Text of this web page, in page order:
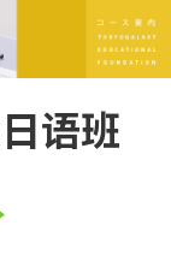
语班